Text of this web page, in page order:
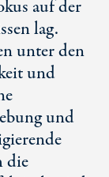
auf der
lag.
unter den
und
und
die